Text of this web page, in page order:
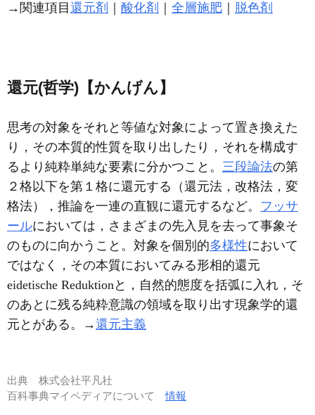
→関連項目 還元剤 酸化剤 全層施肥 脱色剤
還元(哲学)【かんげん】
思考の対象をそれと等値な対象によって置き換えた
り，その本質的性質を取り出したり，それを構成す
るより純粋単純な要素に分かつこと。 三段論法の第
２格以下を第１格に還元する（還元法，改格法，変
格法），推論を一連の直観に還元するなど。 フッサ
ールにおいては，さまざまの先入見を去って事象そ
のものに向かうこと。対象を個別的多様性において
ではなく，その本質においてみる形相的還元
eidetische Reduktionと，自然的態度を括弧に入れ，そ
のあとに残る純粋意識の領域を取り出す現象学的還
元とがある。→還元主義
出典 株式会社平凡社
百科事典マイペディアについて情報